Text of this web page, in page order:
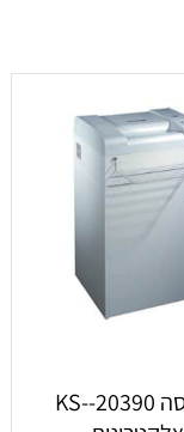
מגרסה 20390--KS